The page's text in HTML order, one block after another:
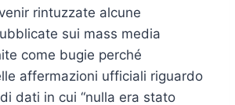
rintuzzate alcune
sui mass media
come bugie perché
affermazioni ufficiali riguardo
dati in cui “nulla era stato